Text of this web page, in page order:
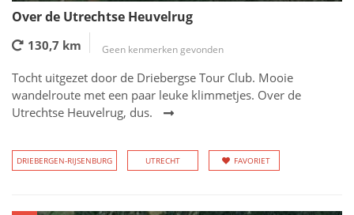
Over de Utrechtse Heuvelrug
130,7 km Geen kenmerken gevonden
Tocht uitgezet door de Driebergse Tour Club. Mooie
wandelroute met een paar leuke klimmetjes. Over de
Utrechtse Heuvelrug, dus.
DRIEBERGEN-RIJSENBURG UTRECHT FAVORIET